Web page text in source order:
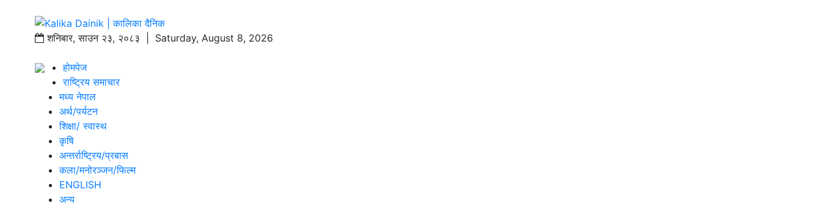
शनिबार,साउन २३, २०८३ | Saturday, August 8, 2026
होमपेज
राष्ट्रिय समाचार
मध्य नेपाल
अर्थ/पर्यटन
शिक्षा/ स्वास्थ
कृषि
अन्तर्राष्ट्रिय/प्रबास
कला/मनोरञ्जन/फिल्म
ENGLISH
अन्य